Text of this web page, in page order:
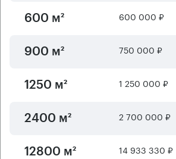
600 м² 600 000 ₽
900 м² 750 000 ₽
1250 м² 1 250 000 ₽
2400 м² 2 700 000 ₽
12800 м² 14 933 330 ₽